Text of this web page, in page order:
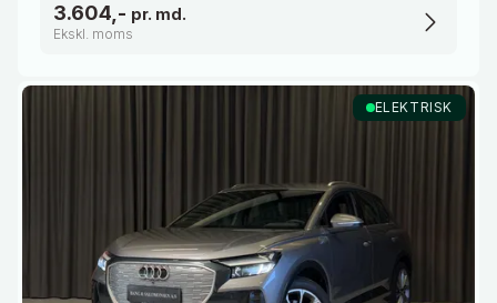
3.604,- pr. md.
Ekskl. moms
ELEKTRISK